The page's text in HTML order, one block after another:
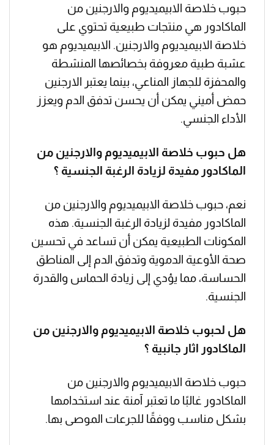
حبوب خلاصة الابيميديوم والارجنين من
الماكادور هي منتجات طبيعية تحتوي على
خلاصة الابيميديوم والارجنين. الابيميديوم هو
عشبة طبية معروفة بخصائصها المنشطة
والمحفزة للجهاز المناعي، بينما يعتبر الارجنين
حمض أميني يمكن أن يحسن تدفق الدم ويعزز
الأداء الجنسي.
هل حبوب خلاصة الابيميديوم والارجنين من
الماكادور مفيدة لزيادة الرغبة الجنسية ؟
نعم، حبوب خلاصة الابيميديوم والارجنين من
الماكادور مفيدة لزيادة الرغبة الجنسية. هذه
المكونات الطبيعية يمكن أن تساعد في تحسين
صحة الأوعية الدموية وتدفق الدم إلى المناطق
الحساسة، مما يؤدي إلى زيادة الحماس والقدرة
الجنسية.
هل لحبوب خلاصة الابيميديوم والارجنين من
الماكادور اثار جانبية ؟
حبوب خلاصة الابيميديوم والارجنين من
الماكادور غالبًا ما تعتبر آمنة عند استخدامها
بشكل مناسب ووفقًا للجرعات الموصى بها.